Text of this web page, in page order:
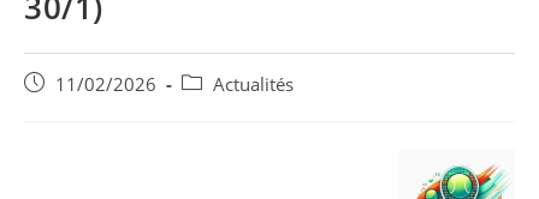
Publication
11/02/2026
Post Actualités